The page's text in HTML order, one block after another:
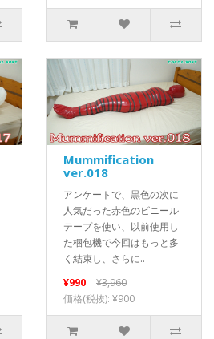
Mummification
ver.018
アンケートで、黒色の次に
人気だった赤色のビニール
テープを使い、以前使用し
た梱包機で今回はもっと多
く結束し、さらに..
¥990
¥3,960
価格(税抜): ¥900